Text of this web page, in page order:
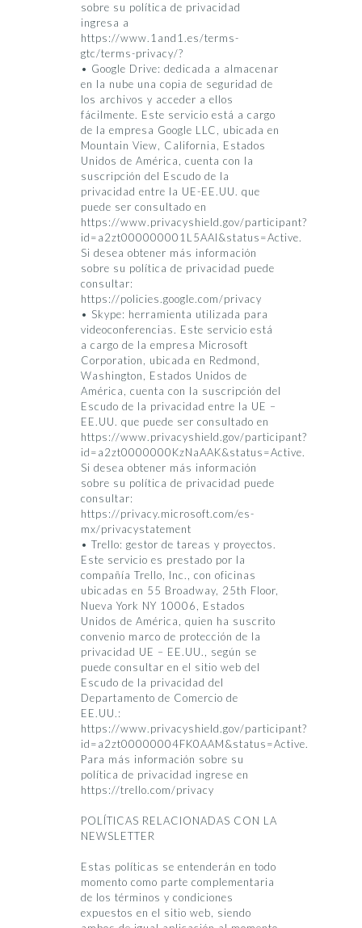
sobre su política de privacidad
ingresa a
https://www.1and1.es/terms-
gtc/terms-privacy/?
• Google Drive: dedicada a almacenar
en la nube una copia de seguridad de
los archivos y acceder a ellos
fácilmente. Este servicio está a cargo
de la empresa Google LLC, ubicada en
Mountain View, California, Estados
Unidos de América, cuenta con la
suscripción del Escudo de la
privacidad entre la UE-EE.UU. que
puede ser consultado en
https://www.privacyshield.gov/participant?
id=a2zt000000001L5AAI&status=Active.
Si desea obtener más información
sobre su política de privacidad puede
consultar:
https://policies.google.com/privacy
• Skype: herramienta utilizada para
videoconferencias. Este servicio está
a cargo de la empresa Microsoft
Corporation, ubicada en Redmond,
Washington, Estados Unidos de
América, cuenta con la suscripción del
Escudo de la privacidad entre la UE –
EE.UU. que puede ser consultado en
https://www.privacyshield.gov/participant?
id=a2zt0000000KzNaAAK&status=Active.
Si desea obtener más información
sobre su política de privacidad puede
consultar:
https://privacy.microsoft.com/es-
mx/privacystatement
• Trello: gestor de tareas y proyectos.
Este servicio es prestado por la
compañía Trello, Inc., con oficinas
ubicadas en 55 Broadway, 25th Floor,
Nueva York NY 10006, Estados
Unidos de América, quien ha suscrito
convenio marco de protección de la
privacidad UE – EE.UU., según se
puede consultar en el sitio web del
Escudo de la privacidad del
Departamento de Comercio de
EE.UU.:
https://www.privacyshield.gov/participant?
id=a2zt00000004FK0AAM&status=Active.
Para más información sobre su
política de privacidad ingrese en
https://trello.com/privacy
POLÍTICAS RELACIONADAS CON LA
NEWSLETTER
Estas políticas se entenderán en todo
momento como parte complementaria
de los términos y condiciones
expuestos en el sitio web, siendo